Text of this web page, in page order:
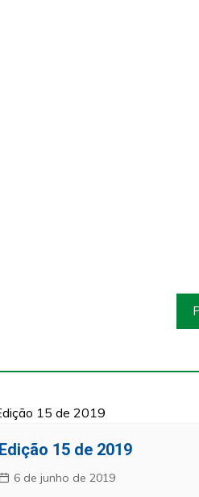
Edição 15 de 2019
6 de junho de 2019